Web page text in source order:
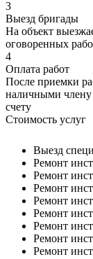
3
Выезд бригады
На объект
оговоренных
4
Оплата работ
После приемки
наличными члену
счету
Стоимость услуг
Выезд
Ремонт
Ремонт
Ремонт
Ремонт
Ремонт
Ремонт
Ремонт
Ремонт